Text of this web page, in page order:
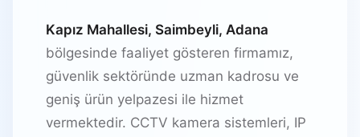
Kapız Mahallesi, Saimbeyli, Adana
bölgesinde faaliyet gösteren firmamız,
güvenlik sektöründe uzman kadrosu ve
geniş ürün yelpazesi ile hizmet
vermektedir. CCTV kamera sistemleri, IP